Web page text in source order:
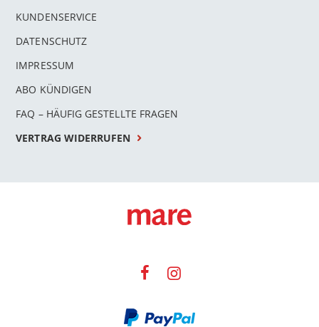
KUNDENSERVICE
DATENSCHUTZ
IMPRESSUM
ABO KÜNDIGEN
FAQ – HÄUFIG GESTELLTE FRAGEN
VERTRAG WIDERRUFEN